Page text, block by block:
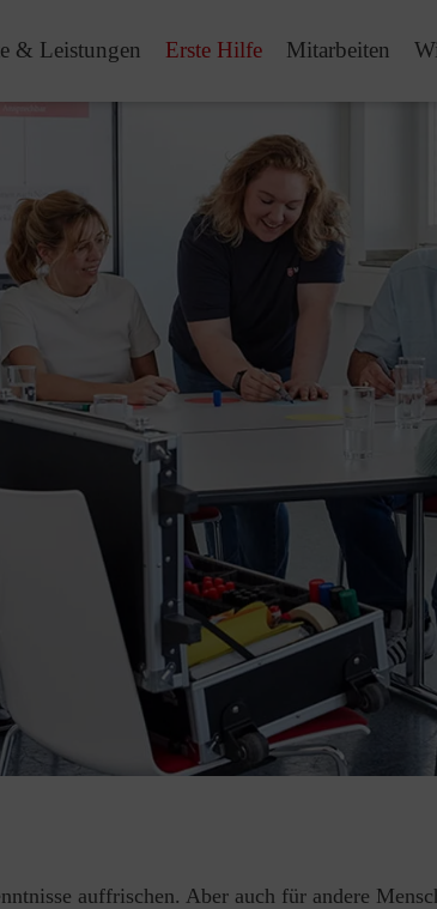
& Leistungen Erste Hilfe Mitarbeiten
auffrischen. Aber auch für andere